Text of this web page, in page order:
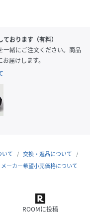
味が違って見える場合が
の環境により、製品と画
す。
100% 裏地:ポリエステル
おります（有料）
一緒にご注文ください。商品
届けします。
いて
交換・返品について
メーカー希望小売価格について
ROOMに投稿